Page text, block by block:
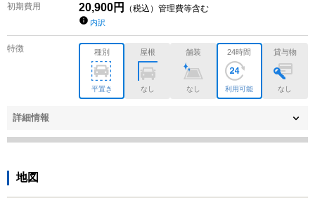
初期費用 20,900円 （税込）管理費等含む
内訳
特徴 種別
平置き
屋根
なし
舗装
なし
24時間
利用可能
貸与物
なし
詳細情報
地図